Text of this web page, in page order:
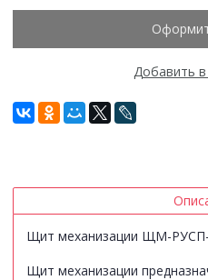
Добавить в
Щит механизации ЩМ-РУСП-
Щит механизации